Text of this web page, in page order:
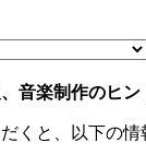
音楽制作のヒン
くと、以下の情